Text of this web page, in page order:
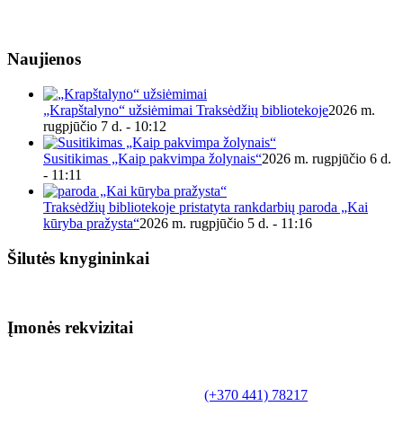
Naujienos
„Krapštalyno“ užsiėmimai Traksėdžių bibliotekoje2026 m.
rugpjūčio 7 d. - 10:12
Susitikimas „Kaip pakvimpa žolynais“2026 m. rugpjūčio 6 d.
- 11:11
Traksėdžių bibliotekoje pristatyta rankdarbių paroda „Kai
kūryba pražysta“2026 m. rugpjūčio 5 d. - 11:16
Šilutės knygininkai
Įmonės rekvizitai
(+370 441) 78217